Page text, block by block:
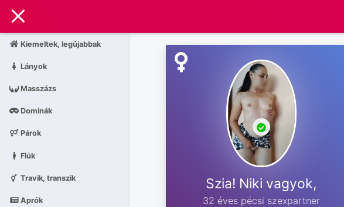
Kiemeltek, legújabbak
Lányok
Masszázs
Dominák
Párok
Fiúk
Travik, transzik
Aprók
Szia! Niki vagyok,
32 éves pécsi szexpartner